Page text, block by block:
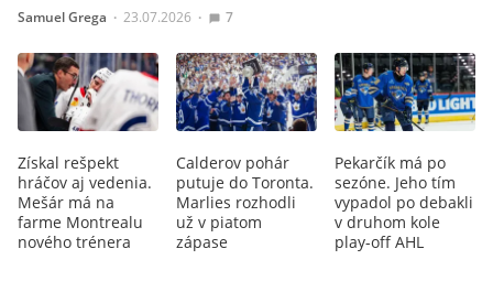
Samuel Grega ∙ 23.07.2026 ∙ 7
Získal rešpekt
hráčov aj vedenia.
Mešár má na
farme Montrealu
nového trénera
Calderov pohár
putuje do Toronta.
Marlies rozhodli
už v piatom
zápase
Pekarčík má po
sezóne. Jeho tím
vypadol po debakli
v druhom kole
play-off AHL